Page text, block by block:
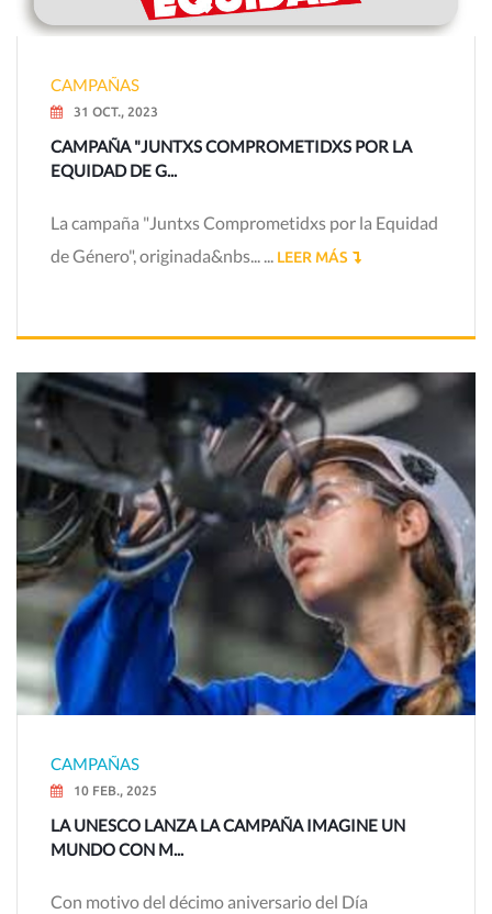
CAMPAÑAS
31 OCT., 2023
CAMPAÑA "JUNTXS COMPROMETIDXS POR LA
EQUIDAD DE G...
La campaña "Juntxs Comprometidxs por la Equidad
de Género", originada&nbs... ... LEER MÁS
CAMPAÑAS
10 FEB., 2025
LA UNESCO LANZA LA CAMPAÑA IMAGINE UN
MUNDO CON M...
Con motivo del décimo aniversario del Día